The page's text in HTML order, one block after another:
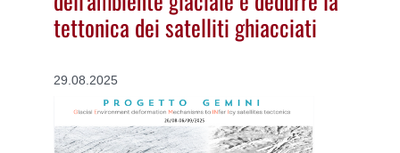
tettonica dei satelliti ghiacciati
29.08.2025